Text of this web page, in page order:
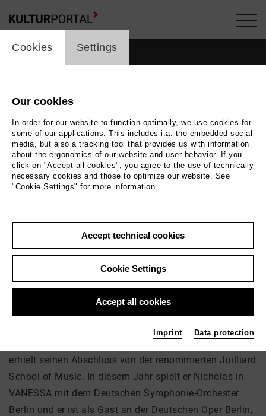
Stephen Barchi
Music, Theatre
Der in New York geborene Bariton Stephen Barchi
erhielt seinen Abschluss von der renommierten Juilliard
School of Music. In diesem Jahr spielt er Nicholas in
VANESSA mit dem Deutschen Symphonie-Orchester
Berlin und er ist als Gast an der Deutschen Oper Berlin,
cookie_layer
Cookies Settings
Our cookies
In order for our website to function optimally, we use cookies for
some of our applications. This includes i.a. the embedded social
media, but also a tracking tool that provides us with information
about the ergonomics of our website and user behavior. If you
click on "Accept all cookies", you agree to the use of technically
necessary cookies and those to optimize our website. See
"Cookie Settings" for more information.
Accept technical cookies
Cookie Settings
Accept all cookies
Imprint Data protection